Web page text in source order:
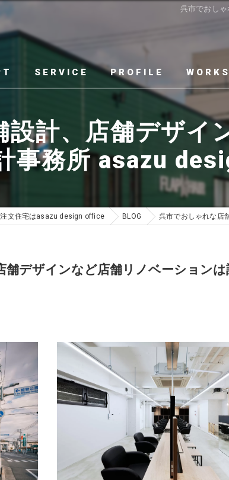
呉市でおし
SERVICE PROFILE WORKS
計、店舗デザイ
事務所 asazu
注文住宅はasazu design office BLOG 呉市でおしゃれな店
舗デザインなど店舗リノベーションは